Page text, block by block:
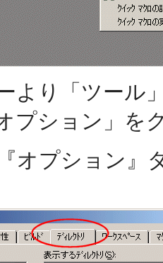
より「ツール
プション」を
オプション』